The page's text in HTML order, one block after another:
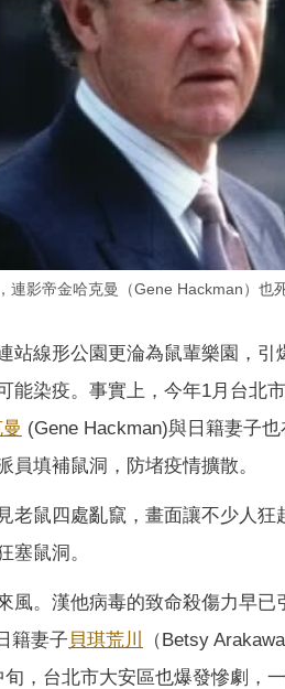
連影帝金哈克曼（Gene Hackman）也
站線形公園更淪為鼠輩樂園，引
能染疫。事實上，今年1月台北
(Gene Hackman)與日籍妻子
填補鼠洞，防堵疫情擴散。
老鼠四處亂竄，畫面讓不少人
塞鼠洞。
風。漢他病毒的致命殺傷力早
籍妻子 貝琪荒川
（Betsy
旬，台北市大安區也爆發慘劇，